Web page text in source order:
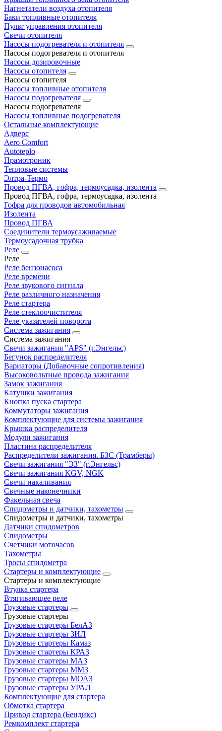
Нагнетатели воздуха отопителя
Баки топливные отопителя
Пульт управления отопителя
Свечи отопителя
Насосы подогревателя и отопителя
Насосы подогревателя и отопителя
Насосы дозировочные
Насосы отопителя
Насосы отопителя
Насосы топливные отопителя
Насосы подогревателя
Насосы подогревателя
Насосы топливные подогревателя
Остальные комплектующие
Адверс
Aero Comfort
Autoteplo
Прамотроник
Тепловые системы
Элтра-Термо
Провод ПГВА, гофра, термоусадка, изолента
Провод ПГВА, гофра, термоусадка, изолента
Гофра для проводов автомобильная
Изолента
Провод ПГВА
Соединители термоусаживаемые
Термоусадочная трубка
Реле
Реле
Реле бензонасоса
Реле времени
Реле звукового сигнала
Реле различного назначения
Реле стартера
Реле стеклоочистителя
Реле указателей поворота
Система зажигания
Система зажигания
Свечи зажигания "APS" (г.Энгельс)
Бегунок распределителя
Вариаторы (Добавочные сопротивления)
Высоковольтные провода зажигания
Замок зажигания
Катушки зажигания
Кнопка пуска стартера
Коммутаторы зажигания
Комплектующие для системы зажигания
Крышка распределителя
Модули зажигания
Пластина распределителя
Распределители зажигания. БЗС (Трамберы)
Свечи зажигания "ЭЗ" (г.Энгельс)
Свечи зажигания KGV, NGK
Свечи накаливания
Свечные наконечники
Факельная свеча
Спидометры и датчики, тахометры
Спидометры и датчики, тахометры
Датчики спидометров
Спидометры
Счетчики моточасов
Тахометры
Тросы спидометра
Стартеры и комплектующие
Стартеры и комплектующие
Втулка стартера
Втягивающее реле
Грузовые стартеры
Грузовые стартеры
Грузовые стартеры БелАЗ
Грузовые стартеры ЗИЛ
Грузовые стартеры Камаз
Грузовые стартеры КРАЗ
Грузовые стартеры МАЗ
Грузовые стартеры ММЗ
Грузовые стартеры МОАЗ
Грузовые стартеры УРАЛ
Комплектующие для стартера
Обмотка стартера
Привод стартера (Бендикс)
Ремкомплект стартера